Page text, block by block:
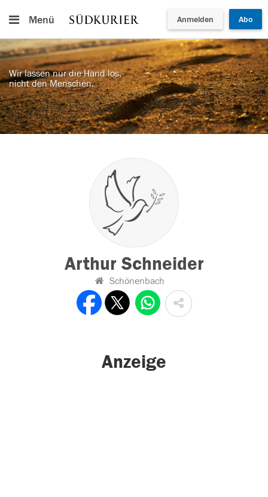
Menü Anmelden Abo
Wir lassen nur die Hand los,
nicht den Menschen.
Arthur Schneider
Schönenbach
Anzeige